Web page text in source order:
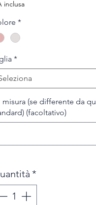
inclusa
*
*
misura (se differente da
(facoltativo)
*